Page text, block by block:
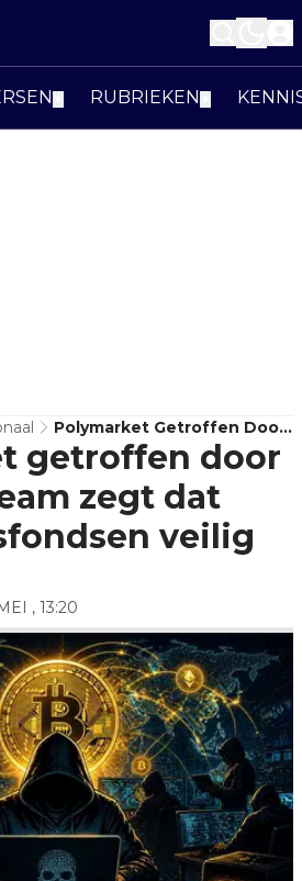
RUBRIEKEN
Polymarket Getroffen Door
Incident, Team Zegt Dat
Gebruikersfondsen Veilig
Zijn
getroffen door
zegt dat
veilig
, 13:20